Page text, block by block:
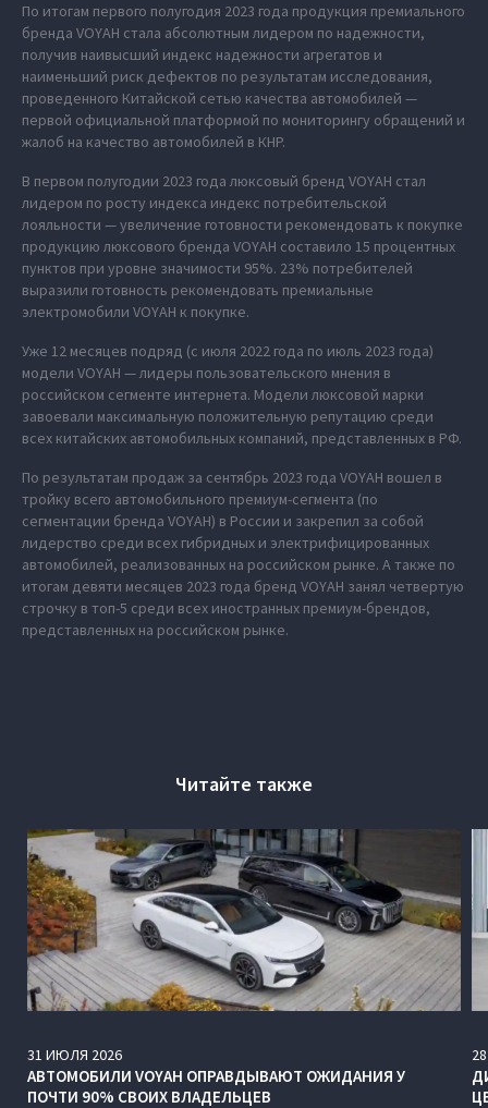
По итогам первого полугодия 2023 года продукция премиального
бренда VOYAH стала абсолютным лидером по надежности,
получив наивысший индекс надежности агрегатов и
наименьший риск дефектов по результатам исследования,
проведенного Китайской сетью качества автомобилей —
первой официальной платформой по мониторингу обращений и
жалоб на качество автомобилей в КНР.
В первом полугодии 2023 года люксовый бренд VOYAH стал
лидером по росту индекса индекс потребительской
лояльности — увеличение готовности рекомендовать к покупке
продукцию люксового бренда VOYAH составило 15 процентных
пунктов при уровне значимости 95%. 23% потребителей
выразили готовность рекомендовать премиальные
электромобили VOYAH к покупке.
Уже 12 месяцев подряд (с июля 2022 года по июль 2023 года)
модели VOYAH — лидеры пользовательского мнения в
российском сегменте интернета. Модели люксовой марки
завоевали максимальную положительную репутацию среди
всех китайских автомобильных компаний, представленных в РФ.
По результатам продаж за сентябрь 2023 года VOYAH вошел в
тройку всего автомобильного премиум-сегмента (по
сегментации бренда VOYAH) в России и закрепил за собой
лидерство среди всех гибридных и электрифицированных
автомобилей, реализованных на российском рынке. А также по
итогам девяти месяцев 2023 года бренд VOYAH занял четвертую
строчку в топ-5 среди всех иностранных премиум-брендов,
представленных на российском рынке.
Читайте также
31 ИЮЛЯ 2026
АВТОМОБИЛИ VOYAH ОПРАВДЫВАЮТ ОЖИДАНИЯ У
ПОЧТИ 90% СВОИХ ВЛАДЕЛЬЦЕВ
28